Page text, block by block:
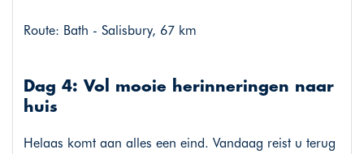
Route: Bath - Salisbury, 67 km
Dag 4: Vol mooie herinneringen naar
huis
Helaas komt aan alles een eind. Vandaag reist u terug